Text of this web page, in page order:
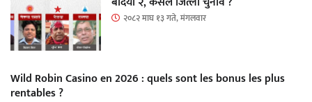
२०८२ माघ १३ गते, मंगलवार
Wild Robin Casino en 2026 : quels sont les bonus les plus
rentables ?